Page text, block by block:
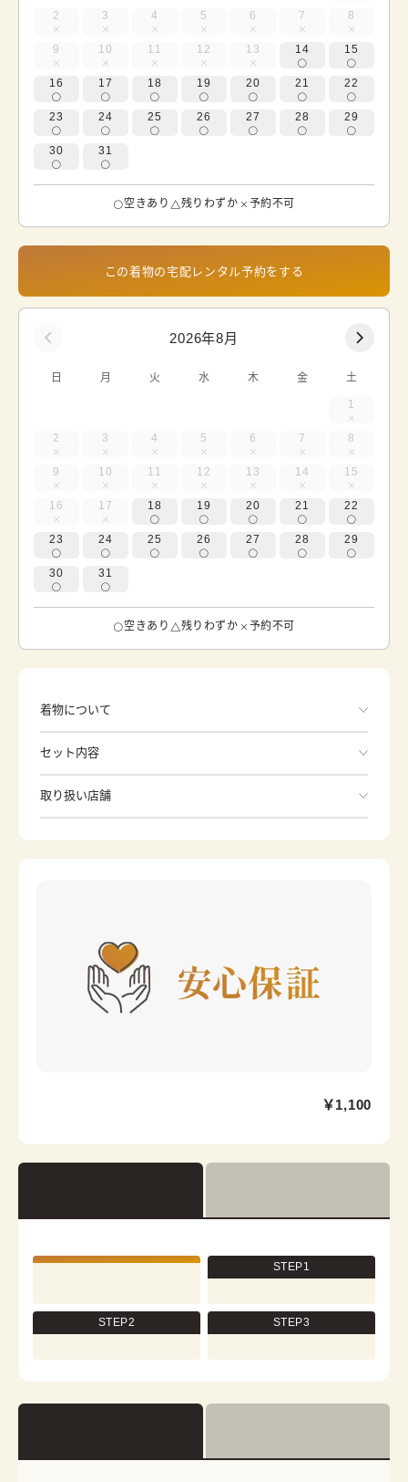
2 3 4 5 6 7 8
9 10 11 12 13 14 15
16 17 18 19 20 21 22
23 24 25 26 27 28 29
30 31
空きあり 残りわずか 予約不可
この着物の宅配レンタル予約をする
2026年8月
日 月 火 水 木 金 土
1
2 3 4 5 6 7 8
9 10 11 12 13 14 15
16 17 18 19 20 21 22
23 24 25 26 27 28 29
30 31
空きあり 残りわずか 予約不可
着物について
セット内容
取り扱い店舗
東京都台東区浅草２丁目６−７ 楽天地浅草ビル 4階
￥1,100
STEP1
STEP2 STEP3